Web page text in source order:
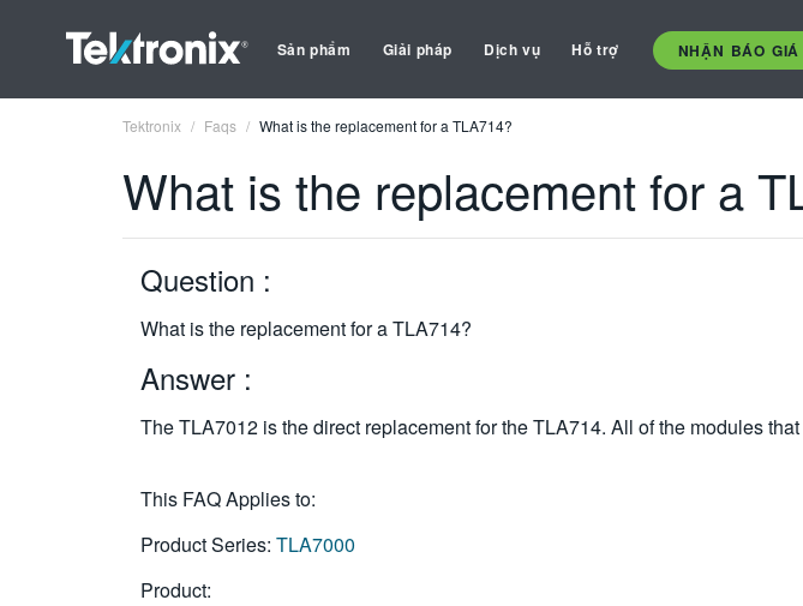
Sản phẩm Giải pháp Dịch vụ Hỗ trợ NHẬN BÁO GIÁ
Tektronix Faqs What is the replacement for a TLA714?
What is the replacement for a
Question :
What is the replacement for a TLA714?
Answer :
The TLA7012 is the direct replacement for the TLA714. All of the modules
This FAQ Applies to:
Product Series: TLA7000
Product: